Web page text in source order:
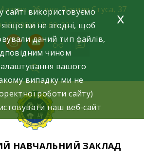
26; вул. Василя Стуса, 37
69-32.
instagram
youtube
НАВЧАЛЬНИЙ ЗАКЛАД
використовуємо
ви не згодні, щоб
даний тип файлів,
чином
вашого
випадку ми не
роботи сайту)
наш веб-сайт
x